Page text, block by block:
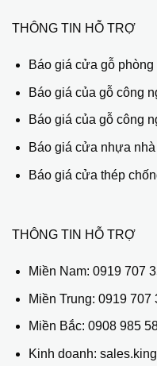
THÔNG TIN HỖ TRỢ
Báo giá cửa gỗ phòng
Báo giá của gỗ công
Báo giá của gỗ công
Báo giá cửa nhựa
Báo giá cửa thép
THÔNG TIN HỖ TRỢ
Miền Nam: 0919 707
Miền Trung: 0919 707
Miền Bắc: 0908 985
Kinh doanh: